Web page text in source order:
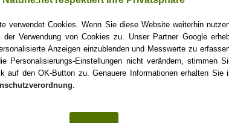
verwendet Cookies. Wenn Sie diese Website weiterhin
der Verwendung von Cookies zu. Unser Partner Google
Anzeigen einzublenden und Messwerte zu
Personalisierungs-Einstellungen nicht verändern, stimmen
auf den OK-Button zu. Genauere Informationen erhalten Sie
.